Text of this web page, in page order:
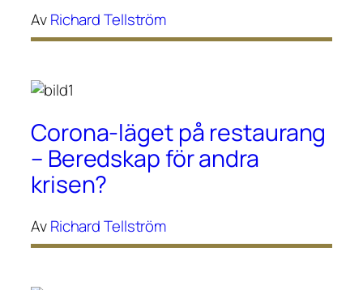
AvRichard Tellström
Corona-läget på restaurang
– Beredskap för andra
krisen?
AvRichard Tellström